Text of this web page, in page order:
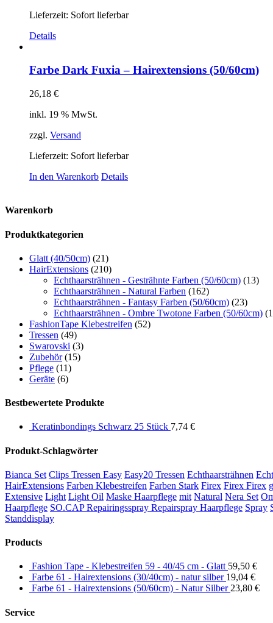
Lieferzeit: Sofort lieferbar
Details
Farbe Dark Fuxia – Hairextensions (50/60cm)
26,18 €
inkl. 19 % MwSt.
zzgl. Versand
Lieferzeit: Sofort lieferbar
In den Warenkorb Details
Warenkorb
Produktkategorien
Glatt (40/50cm) (21)
HairExtensions (210)
Echthaarsträhnen - Gesträhnte Farben (50/60cm) (13)
Echthaarsträhnen - Natural Farben (162)
Echthaarsträhnen - Fantasy Farben (50/60cm) (23)
Echthaarsträhnen - Ombre Twotone Farben (50/60cm)
FashionTape Klebestreifen (52)
Tressen (49)
Swarovski (3)
Zubehör (15)
Pflege (11)
Geräte (6)
Bestbewertete Produkte
Keratinbondings Schwarz 25 Stück 7,74 €
Produkt-Schlagwörter
Bianca Set Clips Tressen Easy Easy20 Tressen Echthaarsträhnen
HairExtensions Farben Klebestreifen Farben Stark Firex Firex Firex
Extensive Light Light Oil Maske Haarpflege mit Natural Nera Set
Haarpflege SO.CAP Repairingsspray Repairspray Haarpflege Spray
Standdisplay
Products
Fashion Tape - Klebestreifen 59 - 40/45 cm - Glatt 59,50 €
Farbe 61 - Hairextensions (30/40cm) - natur silber 19,04 €
Farbe 61 - Hairextensions (50/60cm) - Natur Silber 23,80 €
Service